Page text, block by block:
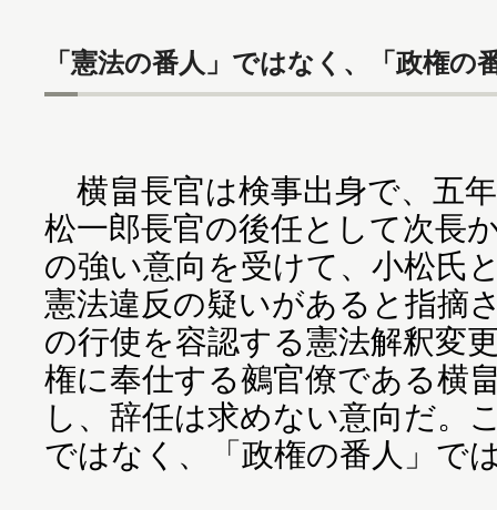
「憲法の番人」ではなく、「政権の
横畠長官は検事出身で、五
松一郎長官の後任として次長
の強い意向を受けて、小松氏
憲法違反の疑いがあると指摘
の行使を容認する憲法解釈変
権に奉仕する鵺官僚である横
し、辞任は求めない意向だ。
ではなく、「政権の番人」で